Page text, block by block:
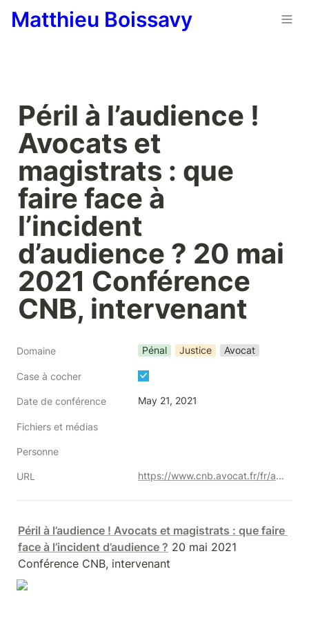
Matthieu Boissavy
Péril à l’audience !
Avocats et
magistrats : que
faire face à
l’incident
d’audience ? 20 mai
2021 Conférence
CNB, intervenant
Domaine Pénal Justice Avocat
Case à cocher
Date de conférence May 21, 2021
Fichiers et médias
Personne
URL https://www.cnb.avocat.fr/fr/actualites/replay-peril-laudience-avocats-et-magistrats-que-faire-face-lincident-daudience-0
Péril à l’audience ! Avocats et magistrats : que faire
face à l’incident d’audience ? 20 mai 2021
Conférence CNB, intervenant